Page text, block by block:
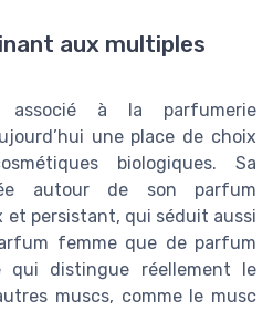
aux multiples
associé à la parfumerie
une place de choix
biologiques. Sa
autour de son parfum
persistant, qui séduit aussi
femme que de parfum
qui distingue réellement le
muscs, comme le musc